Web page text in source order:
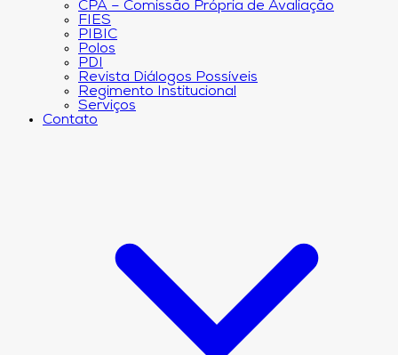
CPA – Comissão Própria de Avaliação
FIES
PIBIC
Polos
PDI
Revista Diálogos Possíveis
Regimento Institucional
Serviços
Contato